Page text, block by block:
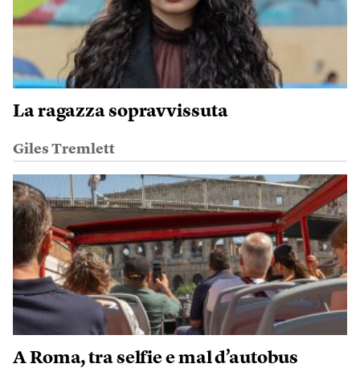
La ragazza sopravvissuta
Giles Tremlett
A Roma, tra selfie e mal d’autobus